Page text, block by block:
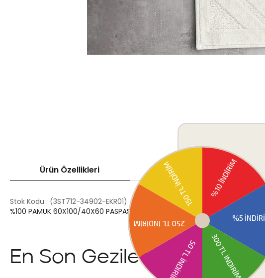
Ürün Özellikleri Ödeme Seçenekleri
Stok Kodu
(3ST712-34902-EKR01)
%100 PAMUK 60X100/40X60 PASPAS 2 Lİ
En Son Gezilenler